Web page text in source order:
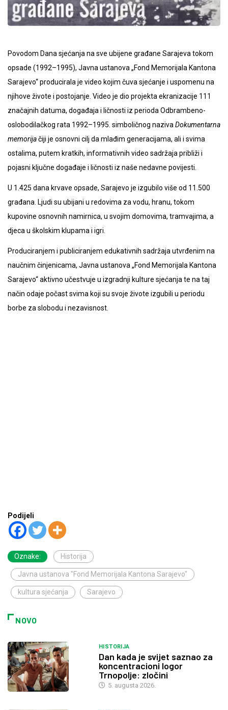
Povodom Dana sjećanja na sve ubijene građane Sarajeva tokom
opsade (1992–1995), Javna ustanova „Fond Memorijala Kantona
Sarajevo“ producirala je video kojim čuva sjećanje i uspomenu na
njihove živote i postojanje. Video je dio projekta ekranizacije 111
značajnih datuma, događaja i ličnosti iz perioda Odbrambeno-
oslobodilačkog rata 1992–1995. simboličnog naziva Dokumentarna
memorijačiji je osnovni cilj da mlađim generacijama, ali i svima
ostalima, putem kratkih, informativnih video sadržaja približi i
pojasni ključne događaje i ličnosti iz naše nedavne povijesti.
U 1.425 dana krvave opsade, Sarajevo je izgubilo više od 11.500
građana. Ljudi su ubijani u redovima za vodu, hranu, tokom
kupovine osnovnih namirnica, u svojim domovima, tramvajima, a
djeca u školskim klupama i igri.
Produciranjem i publiciranjem edukativnih sadržaja utvrđenim na
naučnim činjenicama, Javna ustanova „Fond Memorijala Kantona
Sarajevo“ aktivno učestvuje u izgradnji kulture sjećanja te na taj
način odaje počast svima koji su svoje živote izgubili u periodu
borbe za slobodu i nezavisnost.
Podijeli
Oznake: Historija
Javna ustanova "Fond Memorijala Kantona Sarajevo"
kultura sjećanja Sarajevo
NOVO
HISTORIJA
Dan kada je svijet saznao za
koncentracioni logor
Trnopolje: zločini
5. augusta 2026.